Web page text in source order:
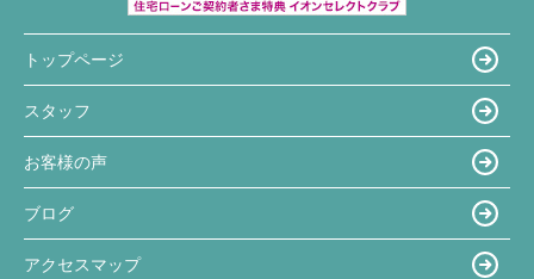
トップページ
スタッフ
お客様の声
ブログ
アクセスマップ